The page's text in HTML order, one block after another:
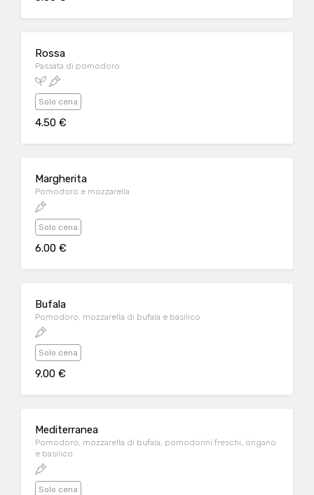
Rossa
Passata di pomodoro
Solo cena
4.50 €
Margherita
Pomodoro e mozzarella
Solo cena
6.00 €
Bufala
Pomodoro, mozzarella di bufala e basilico
Solo cena
9.00 €
Mediterranea
Pomodoro, mozzarella di bufala, pomodorini freschi, origano
e basilico
Solo cena